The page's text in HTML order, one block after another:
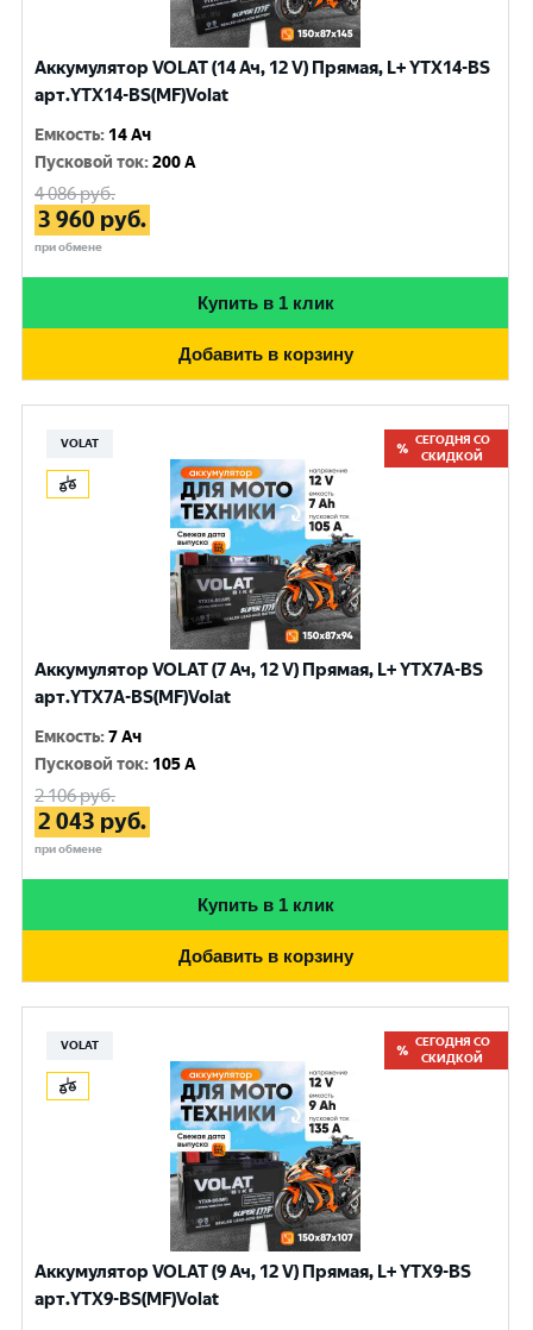
Аккумулятор VOLAT (14 Ач, 12 V) Прямая, L+ YTX14-BS
арт.YTX14-BS(MF)Volat
Емкость: 14 Ач
Пусковой ток:200 A
4 086руб.
3 960 руб.
при обмене
Купить в 1 клик
Добавить в корзину
VOLAT
СЕГОДНЯ СО
СКИДКОЙ
Аккумулятор VOLAT (7 Ач, 12 V) Прямая, L+ YTX7A-BS
арт.YTX7A-BS(MF)Volat
Емкость:7 Ач
Пусковой ток: 105 A
2 106руб.
2 043 руб.
при обмене
Купить в 1 клик
Добавить в корзину
VOLAT
СЕГОДНЯ СО
СКИДКОЙ
Аккумулятор VOLAT (9 Ач, 12 V) Прямая, L+ YTX9-BS
арт.YTX9-BS(MF)Volat